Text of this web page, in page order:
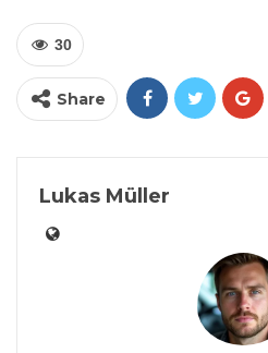
30
Share
Lukas Müller